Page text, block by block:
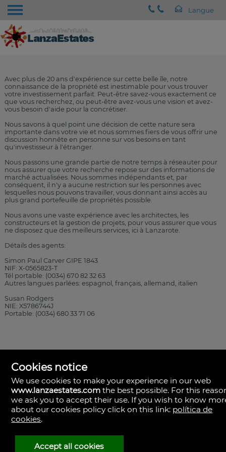
Avec plus de 20 ans d'expérience sur cette belle île, notre
connaissance de la propriété est inestimable pour vous trouver
votre investissement parfait. Peut-être savez-vous exactement ce
que vous recherchez, ou peut-être avez-vous une vision et avez-
vous besoin d'aide pour la concrétiser.
Nous savons à quel point une décision de cette nature sera
importante dans votre vie et nous sommes fiers de vous offrir une
discussion honnête en personne sur vos besoins en tant
qu'investisseur à l'étranger.
Nous passons une grande partie de notre temps à réseauter pour
nous assurer que votre recherche repose sur des informations de
marché actualisées. Nous sommes indépendants et, par
conséquent, il n'y a aucune restriction sur les personnes avec
lesquelles nous pouvons travailler, vous donnant ainsi accès au
plus grand portefeuille de propriétés possible.
Nous avons une vaste expérience avec les architectes, les
constructeurs et la gestion de projets, pour vous assurer que vous
ne disposez que des meilleurs services, ici à Lanzarote.
Détails des agents:
Simon Paul Carver GIPE 1843
NIF: X-0565823-T
Tél portable: (0034) 670 82 32 63
Autres langues parlées: espagnol, français, allemand, italien
Susan Rodgers
NIE: X5786744J
Portable: (0034) 680 33 71 06
Lanza Estates
Calle Valle de la Degollada, 63.
+34.680.337.106
Cookies notice
We use cookies to make your experience in our web
www.lanzaestates.com the best possible. For this
we ask you to accept their use. If you wish to know
about our cookies policy click on this link: política de
cookies.
Accept all cookies